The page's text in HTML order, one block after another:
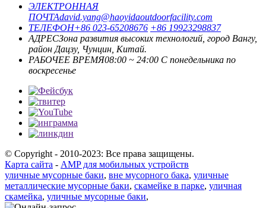
ЭЛЕКТРОННАЯ
ПОЧТАdavid.yang@haoyidaoutdoorfacility.com
ТЕЛЕФОН+86 023-65208676 +86 19923298837
АДРЕСЗона развития высоких технологий, город Вангу,
район Дацзу, Чунцин, Китай.
РАБОЧЕЕ ВРЕМЯ08:00 ~ 24:00 С понедельника по
воскресенье
© Copyright - 2010-2023: Все права защищены.
Карта сайта - AMP для мобильных устройств
уличные мусорные баки, вне мусорного бака, уличные
металлические мусорные баки, скамейке в парке, уличная
скамейка, уличные мусорные баки,